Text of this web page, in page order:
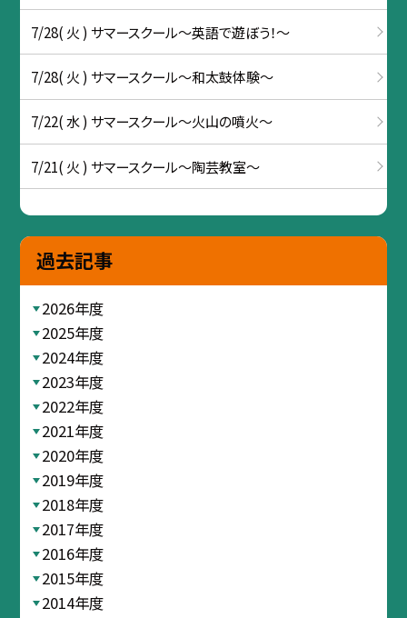
7/28( 火 ) サマースクール～英語で遊ぼう！～
7/28( 火 ) サマースクール～和太鼓体験～
7/22( 水 ) サマースクール～火山の噴火～
7/21( 火 ) サマースクール～陶芸教室～
過去記事
2026年度
2025年度
2024年度
2023年度
2022年度
2021年度
2020年度
2019年度
2018年度
2017年度
2016年度
2015年度
2014年度